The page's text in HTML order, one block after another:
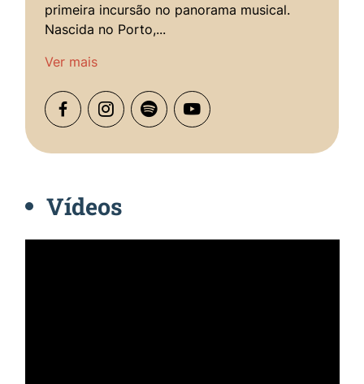
primeira incursão no panorama musical.
Nascida no Porto,...
Ver mais
Vídeos